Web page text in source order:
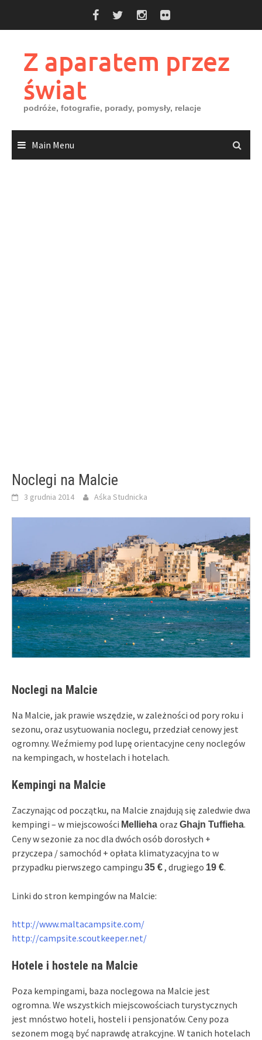
Z aparatem przez
świat
podróże, fotografie, porady, pomysły, relacje
Main Menu
Noclegi na Malcie
3 grudnia 2014 Aśka Studnicka
Noclegi na Malcie
Na Malcie, jak prawie wszędzie, w zależności od pory roku i
sezonu, oraz usytuowania noclegu, przedział cenowy jest
ogromny. Weźmiemy pod lupę orientacyjne ceny noclegów
na kempingach, w hostelach i hotelach.
Kempingi na Malcie
Zaczynając od początku, na Malcie znajdują się zaledwie dwa
kempingi – w miejscowości Mellieha oraz Ghajn Tuffieha.
Ceny w sezonie za noc dla dwóch osób dorosłych +
przyczepa / samochód + opłata klimatyzacyjna to w
przypadku pierwszego campingu 35 €, drugiego 19 €.
Linki do stron kempingów na Malcie:
http://www.maltacampsite.com/
http://campsite.scoutkeeper.net/
Hotele i hostele na Malcie
Poza kempingami, baza noclegowa na Malcie jest
ogromna. We wszystkich miejscowościach turystycznych
jest mnóstwo hoteli, hosteli i pensjonatów. Ceny poza
sezonem mogą być naprawdę atrakcyjne. W tanich hotelach